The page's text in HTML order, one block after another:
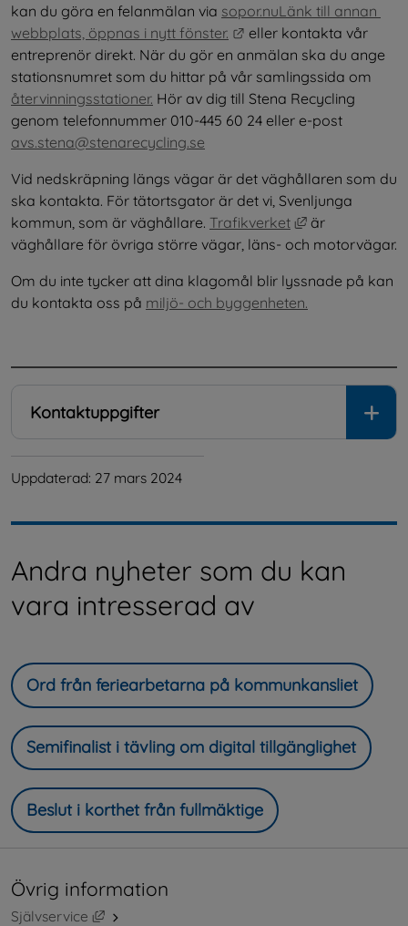
kan du göra en felanmälan via sopor.nuLänk till annan
webbplats, öppnas i nytt fönster.
Länk till annan
eller kontakta vår
entreprenör direkt. När du gör en anmälan ska du ange
återvinningsstationer. Hör av dig till Stena Recycling
genom telefonnummer 010-445 60 24 eller e-post
avs.stena@stenarecycling.se
Vid nedskräpning längs vägar är det väghållaren som du
ska kontakta. För tätortsgator är det vi, Svenljunga
kommun, som är väghållare. Trafikverket Länk till
är
väghållare för övriga större vägar, läns- och motorvägar.
Om du inte tycker att dina klagomål blir lyssnade på kan
du kontakta oss på miljö- och byggenheten.
Kontaktuppgifter
Uppdaterad: 27 mars 2024
Andra nyheter som du kan
vara intresserad av
Ord från feriearbetarna på kommunkansliet
Semifinalist i tävling om digital tillgänglighet
Beslut i korthet från fullmäktige
Övrig information
Självservice
Länk till annan webbplats, öppnas i nytt fönster.